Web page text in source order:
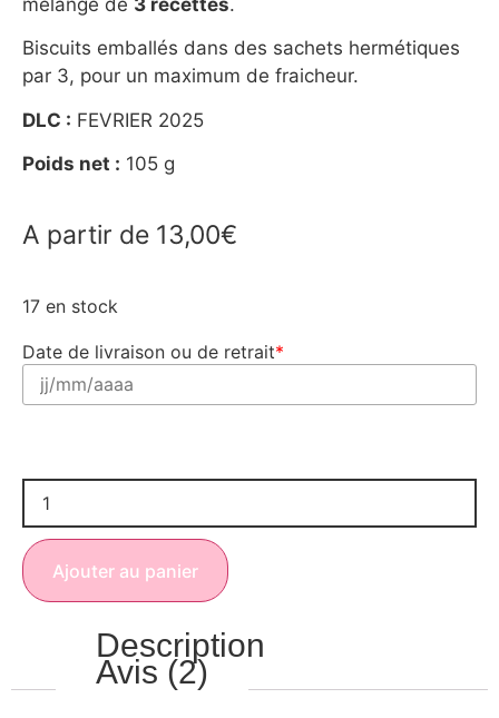
Biscuits emballés dans des sachets hermétiques
par 3, pour un maximum de fraicheur.
DLC : FEVRIER 2025
Poids net : 105 g
A partir de 13,00€
17 en stock
Date de livraison ou de retrait*
Ajouter au panier
Description
Avis (2)